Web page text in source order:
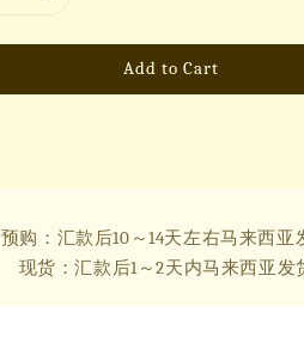
Add to Cart
预购：汇款后10～14天左右马来西亚
现货：汇款后1～2天内马来西亚发